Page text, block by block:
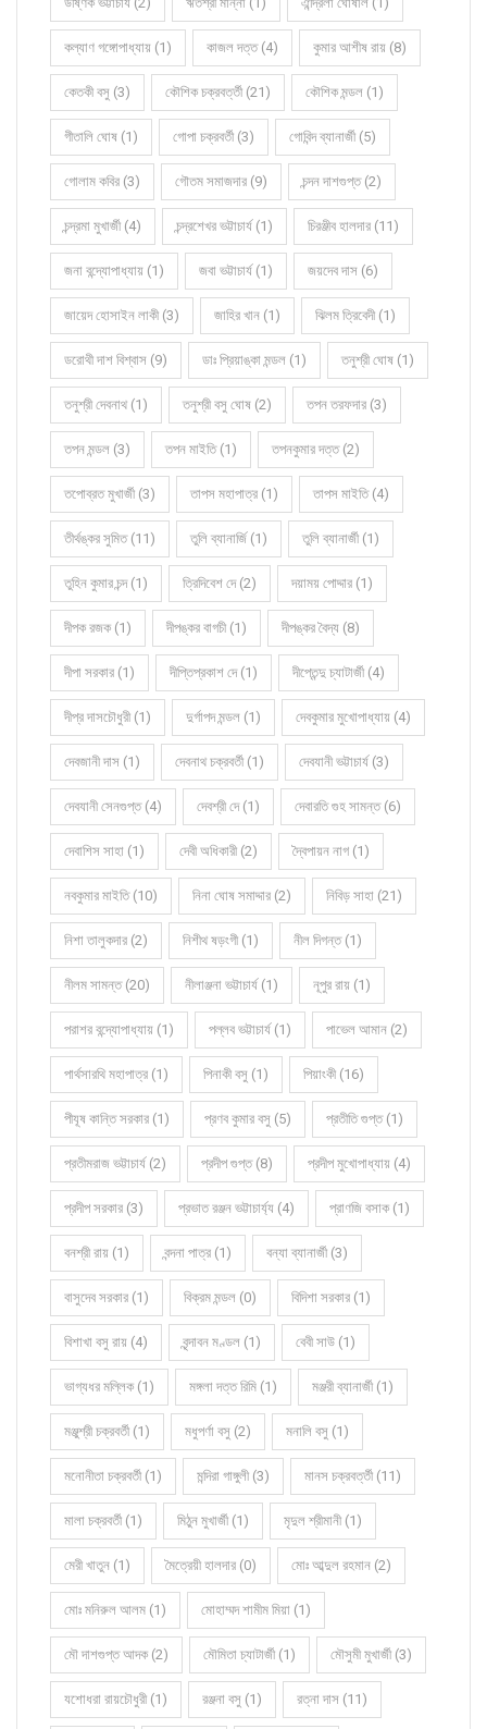
কল্যাণ গঙ্গোপাধ্যায় (1) কাজল দত্ত (4) কুমার আশীষ রায় (8)
কেতকী বসু (3) কৌশিক চক্রবর্ত্তী (21) কৌশিক মন্ডল (1)
গীতালি ঘোষ (1) গোপা চক্রবর্তী (3) গোবিন্দ ব্যানার্জী (5)
গোলাম কবির (3) গৌতম সমাজদার (9) চন্দন দাশগুপ্ত (2)
চন্দ্রমা মুখার্জী (4) চন্দ্রশেখর ভট্টাচার্য (1) চিরঞ্জীব হালদার (11)
জনা বন্দ্যোপাধ্যায় (1) জবা ভট্টাচার্য (1) জয়দেব দাস (6)
জায়েদ হোসাইন লাকী (3) জাহির খান (1) ঝিলম ত্রিবেদী (1)
ডরোথী দাশ বিশ্বাস (9) ডাঃ প্রিয়াঙ্কা মন্ডল (1) তনুশ্রী ঘোষ (1)
তনুশ্রী দেবনাথ (1) তনুশ্রী বসু ঘোষ (2) তপন তরফদার (3)
তপন মন্ডল (3) তপন মাইতি (1) তপনকুমার দত্ত (2)
তপোব্রত মুখার্জী (3) তাপস মহাপাত্র (1) তাপস মাইতি (4)
তীর্থঙ্কর সুমিত (11) তুলি ব্যানার্জি (1) তুলি ব্যানার্জী (1)
তুহিন কুমার চন্দ (1) ত্রিদিবেশ দে (2) দয়াময় পোদ্দার (1)
দীপক রজক (1) দীপঙ্কর বাগচী (1) দীপঙ্কর বৈদ্য (8)
দীপা সরকার (1) দীপ্তিপ্রকাশ দে (1) দীপ্তেন্দু চ্যাটার্জী (4)
দীপ্র দাসচৌধুরী (1) দুর্গাপদ মন্ডল (1) দেবকুমার মুখোপাধ্যায় (4)
দেবজানী দাস (1) দেবনাথ চক্রবর্তী (1) দেবযানী ভট্টাচার্য (3)
দেবযানী সেনগুপ্ত (4) দেবশ্রী দে (1) দেবারতি গুহ সামন্ত (6)
দেবাশিস সাহা (1) দেবী অধিকারী (2) দ্বৈপায়ন নাগ (1)
নবকুমার মাইতি (10) নিনা ঘোষ সমাদ্দার (2) নিবিড় সাহা (21)
নিশা তালুকদার (2) নিশীথ ষড়ংগী (1) নীল দিগন্ত (1)
নীলম সামন্ত (20) নীলাঞ্জনা ভট্টাচার্য (1) নূপুর রায় (1)
পরাশর বন্দ্যোপাধ্যায় (1) পল্লব ভট্টাচার্য (1) পাভেল আমান (2)
পার্থসারথি মহাপাত্র (1) পিনাকী বসু (1) পিয়াংকী (16)
পীযূষ কান্তি সরকার (1) প্রণব কুমার বসু (5) প্রতীতি গুপ্ত (1)
প্রতীমরাজ ভট্টাচার্য (2) প্রদীপ গুপ্ত (8) প্রদীপ মুখোপাধ্যায় (4)
প্রদীপ সরকার (3) প্রভাত রঞ্জন ভট্টাচার্য্য (4) প্রাণজি বসাক (1)
বনশ্রী রায় (1) বন্দনা পাত্র (1) বন্যা ব্যানার্জী (3)
বাসুদেব সরকার (1) বিক্রম মন্ডল (0) বিদিশা সরকার (1)
বিশাখা বসু রায় (4) বৃন্দাবন মণ্ডল (1) বেবী সাউ (1)
ভাগ্যধর মল্লিক (1) মঙ্গলা দত্ত রিমি (1) মঞ্জরী ব্যানার্জী (1)
মঞ্জুশ্রী চক্রবর্তী (1) মধুপর্ণা বসু (2) মনালি বসু (1)
মনোনীতা চক্রবর্তী (1) মন্দিরা গাঙ্গুলী (3) মানস চক্রবর্ত্তী (11)
মালা চক্রবর্তী (1) মিঠুন মুখার্জী (1) মৃদুল শ্রীমানী (1)
মেরী খাতুন (1) মৈত্রেয়ী হালদার (0) মোঃ আব্দুল রহমান (2)
মোঃ মনিরুল আলম (1) মোহাম্মদ শামীম মিয়া (1)
মৌ দাশগুপ্ত আদক (2) মৌমিতা চ্যাটার্জী (1) মৌসুমী মুখার্জী (3)
যশোধরা রায়চৌধুরী (1) রঞ্জনা বসু (1) রত্না দাস (11)